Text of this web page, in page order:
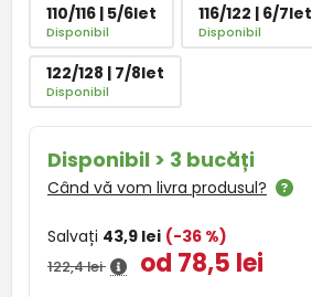
110/116 | 5/6let
Disponibil
116/122 | 6/7let
Disponibil
122/128 | 7/8let
Disponibil
Disponibil > 3 bucăți
Când vă vom livra produsul?
Salvați 43,9 lei (-36 %)
122,4 lei od 78,5 lei